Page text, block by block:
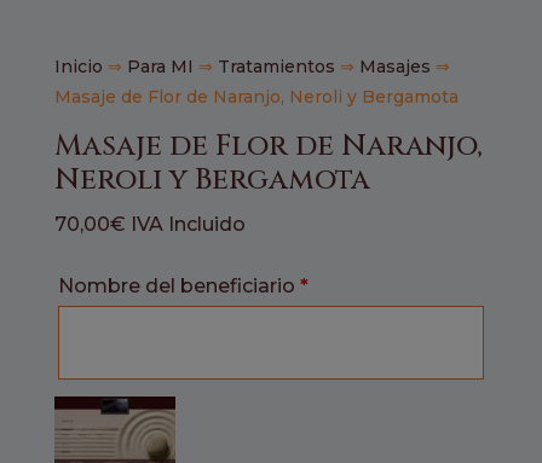
Inicio ⇒ Para MI ⇒ Tratamientos ⇒ Masajes ⇒
Masaje de Flor de Naranjo, Neroli y Bergamota
Masaje de Flor de Naranjo,
Neroli y Bergamota
70,00€ IVA Incluido
Nombre del beneficiario *